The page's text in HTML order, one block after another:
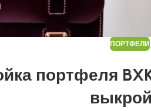
ПОРТФЕЛИ
портфеля